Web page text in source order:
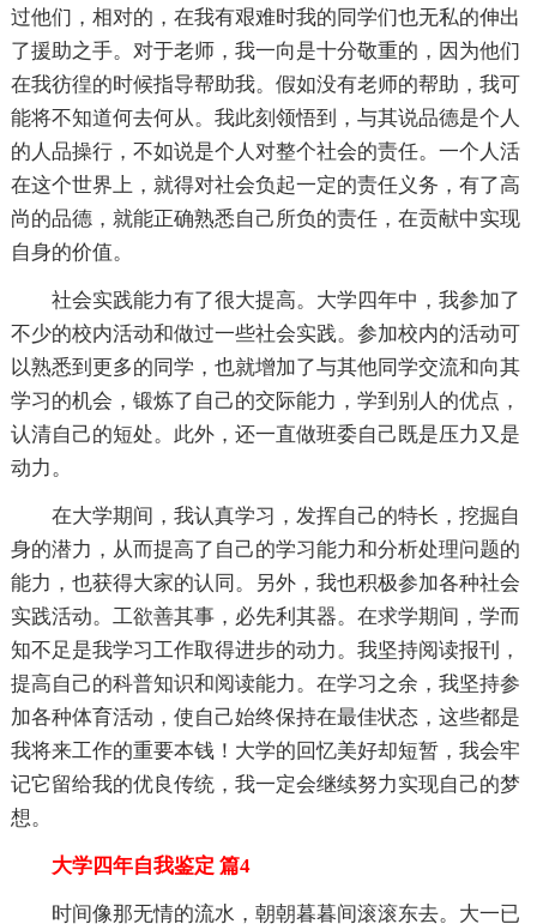
过他们，相对的，在我有艰难时我的同学们也无私的伸出
了援助之手。对于老师，我一向是十分敬重的，因为他们
在我彷徨的时候指导帮助我。假如没有老师的帮助，我可
能将不知道何去何从。我此刻领悟到，与其说品德是个人
的人品操行，不如说是个人对整个社会的责任。一个人活
在这个世界上，就得对社会负起一定的责任义务，有了高
尚的品德，就能正确熟悉自己所负的责任，在贡献中实现
自身的价值。
社会实践能力有了很大提高。大学四年中，我参加了
不少的校内活动和做过一些社会实践。参加校内的活动可
以熟悉到更多的同学，也就增加了与其他同学交流和向其
学习的机会，锻炼了自己的交际能力，学到别人的优点，
认清自己的短处。此外，还一直做班委自己既是压力又是
动力。
在大学期间，我认真学习，发挥自己的特长，挖掘自
身的潜力，从而提高了自己的学习能力和分析处理问题的
能力，也获得大家的认同。另外，我也积极参加各种社会
实践活动。工欲善其事，必先利其器。在求学期间，学而
知不足是我学习工作取得进步的动力。我坚持阅读报刊，
提高自己的科普知识和阅读能力。在学习之余，我坚持参
加各种体育活动，使自己始终保持在最佳状态，这些都是
我将来工作的重要本钱！大学的回忆美好却短暂，我会牢
记它留给我的优良传统，我一定会继续努力实现自己的梦
想。
大学四年自我鉴定 篇4
时间像那无情的流水，朝朝暮暮间滚滚东去。大一已